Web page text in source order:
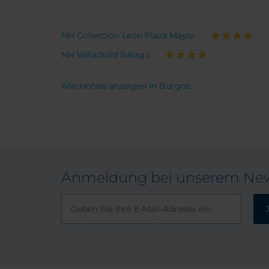
NH Collection León Plaza Mayor
NH Valladolid Bálago
Alle Hotels anzeigen in Burgos
Anmeldung bei unserem